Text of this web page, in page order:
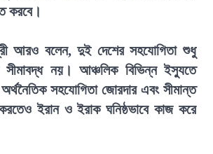
করবে।
আরও বলেন, দুই দেশের সহযোগিতা শুধু
সীমাবদ্ধ নয়। আঞ্চলিক বিভিন্ন ইস্যুতে
সহযোগিতা জোরদার এবং সীমান্ত
করতেও ইরান ও ইরাক ঘনিষ্ঠভাবে কাজ করে